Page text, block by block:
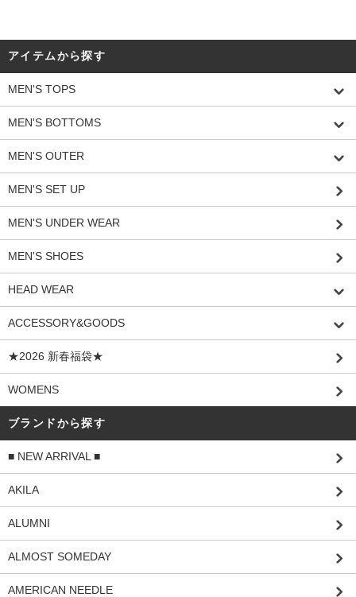
アイテムから探す
MEN'S TOPS
MEN'S BOTTOMS
MEN'S OUTER
MEN'S SET UP
MEN'S UNDER WEAR
MEN'S SHOES
HEAD WEAR
ACCESSORY&GOODS
★2026 新春福袋★
WOMENS
ブランドから探す
■ NEW ARRIVAL ■
AKILA
ALUMNI
ALMOST SOMEDAY
AMERICAN NEEDLE